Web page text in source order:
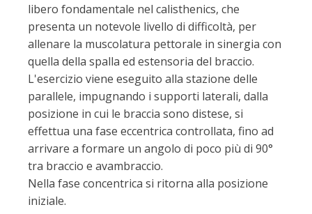
libero fondamentale nel calisthenics, che
presenta un notevole livello di difficoltà, per
allenare la muscolatura pettorale in sinergia con
quella della spalla ed estensoria del braccio.
L'esercizio viene eseguito alla stazione delle
parallele, impugnando i supporti laterali, dalla
posizione in cui le braccia sono distese, si
effettua una fase eccentrica controllata, fino ad
arrivare a formare un angolo di poco più di 90°
tra braccio e avambraccio.
Nella fase concentrica si ritorna alla posizione
iniziale.